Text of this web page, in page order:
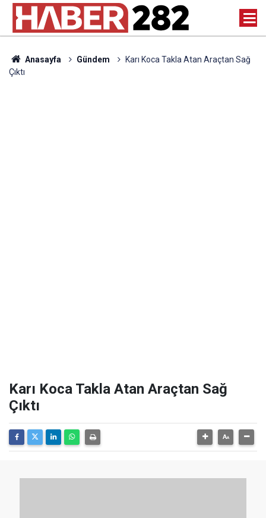
Anasayfa Gündem
Karı Koca Takla Atan Araçtan Sağ
Çıktı
Karı Koca Takla Atan Araçtan Sağ
Çıktı